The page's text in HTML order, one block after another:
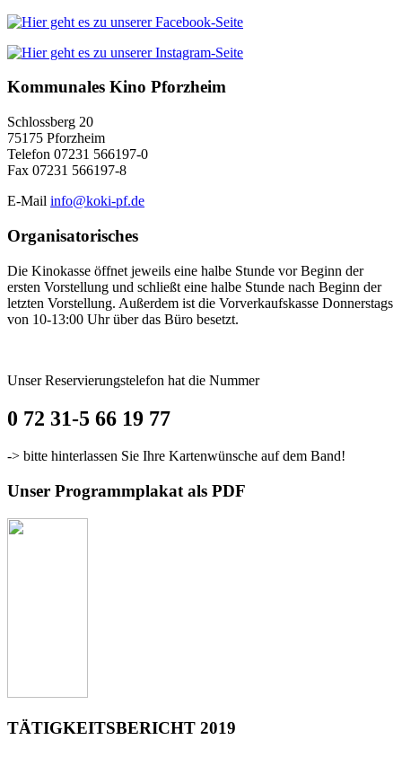
Kommunales Kino Pforzheim
Schlossberg 20
75175 Pforzheim
Telefon 07231 566197-0
Fax 07231 566197-8
E-Mail info@koki-pf.de
Organisatorisches
Die Kinokasse öffnet jeweils eine halbe Stunde vor Beginn der
ersten Vorstellung und schließt eine halbe Stunde nach Beginn der
letzten Vorstellung. Außerdem ist die Vorverkaufskasse Donnerstags
von 10-13:00 Uhr über das Büro besetzt.
Unser Reservierungstelefon hat die Nummer
0 72 31-5 66 19 77
-> bitte hinterlassen Sie Ihre Kartenwünsche auf dem Band!
Unser Programmplakat als PDF
TÄTIGKEITSBERICHT 2019